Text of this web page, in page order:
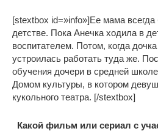
[stextbox id=»info»]Ее мама
детстве. Пока Анечка ходила в
воспитателем. Потом, когда
устроилась работать туда же.
обучения дочери в средней
Домом культуры, в котором
кукольного театра. [/stextbox]
Какой фильм или сериал с